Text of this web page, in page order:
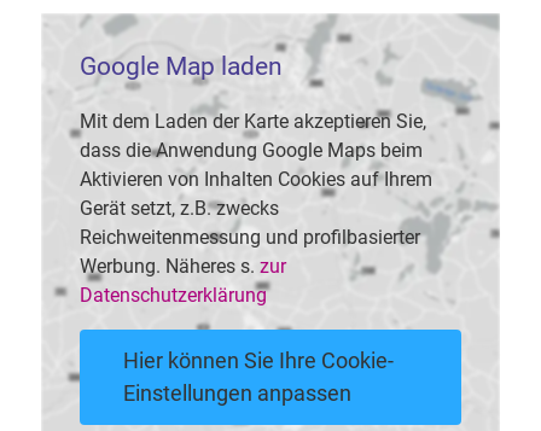
Google Map laden
Mit dem Laden der Karte akzeptieren Sie,
dass die Anwendung Google Maps beim
Aktivieren von Inhalten Cookies auf Ihrem
Gerät setzt, z.B. zwecks
Reichweitenmessung und profilbasierter
Werbung. Näheres s. zur
Datenschutzerklärung
Hier können Sie Ihre Cookie-
Einstellungen anpassen